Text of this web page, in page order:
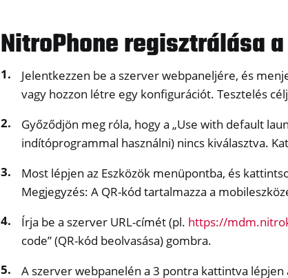
NitroPhone regisztrálása
Jelentkezzen be a szerver webpaneljére, és
vagy hozzon létre egy konfigurációt. Tesztelés
Győződjön meg róla, hogy a „Use with default
indítóprogrammal használni) nincs kiválasztva.
Most lépjen az Eszközök menüpontba, és
Megjegyzés: A QR-kód tartalmazza a
Írja be a szerver URL-címét (pl. https://
code” (QR-kód beolvasása) gombra.
A szerver webpanelén a 3 pontra kattintva lépjen